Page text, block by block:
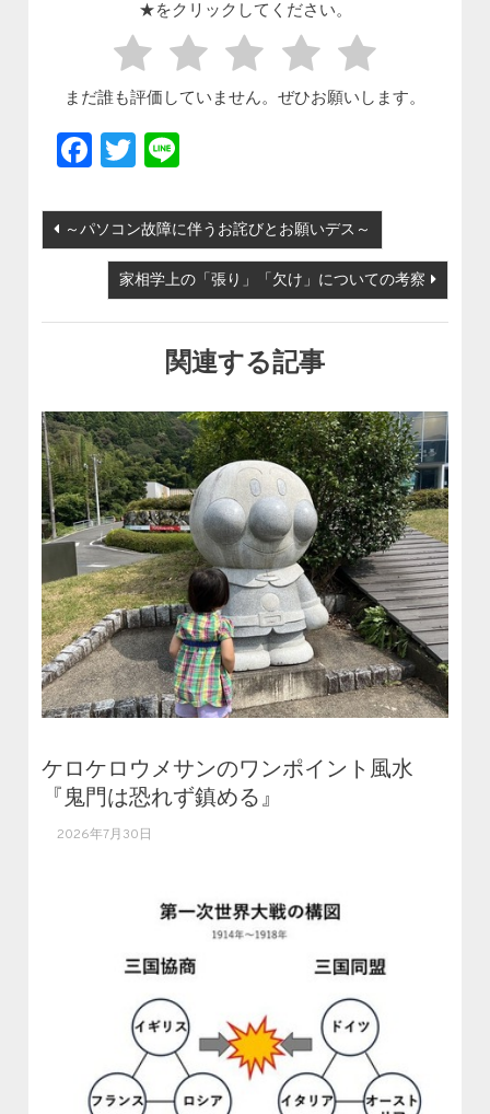
★をクリックしてください。
まだ誰も評価していません。ぜひお願いします。
Facebook
Twitter
投稿ナビゲーション
～パソコン故障に伴うお詫びとお願いデス～
家相学上の「張り」「欠け」についての考察
関連する記事
ケロケロウメサンのワンポイント風水
『鬼門は恐れず鎮める』
2026年7月30日